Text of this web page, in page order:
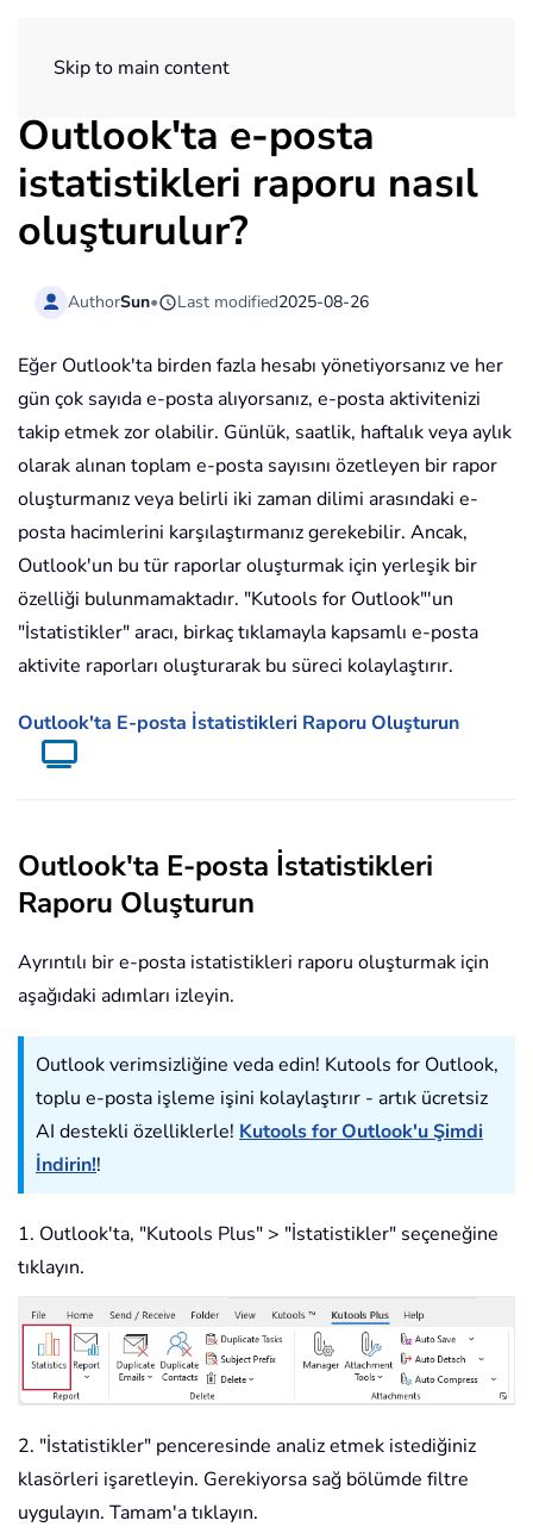
Skip to main content
Outlook'ta e-posta
istatistikleri raporu nasıl
oluşturulur?
AuthorSun• Last modified2025-08-26
Eğer Outlook'ta birden fazla hesabı yönetiyorsanız ve her
gün çok sayıda e-posta alıyorsanız, e-posta aktivitenizi
takip etmek zor olabilir. Günlük, saatlik, haftalık veya aylık
olarak alınan toplam e-posta sayısını özetleyen bir rapor
oluşturmanız veya belirli iki zaman dilimi arasındaki e-
posta hacimlerini karşılaştırmanız gerekebilir. Ancak,
Outlook'un bu tür raporlar oluşturmak için yerleşik bir
özelliği bulunmamaktadır. "Kutools for Outlook"'un
"İstatistikler" aracı, birkaç tıklamayla kapsamlı e-posta
aktivite raporları oluşturarak bu süreci kolaylaştırır.
Outlook'ta E-posta İstatistikleri Raporu Oluşturun
Outlook'ta E-posta İstatistikleri
Raporu Oluşturun
Ayrıntılı bir e-posta istatistikleri raporu oluşturmak için
aşağıdaki adımları izleyin.
Outlook verimsizliğine veda edin! Kutools for Outlook,
toplu e-posta işleme işini kolaylaştırır - artık ücretsiz
AI destekli özelliklerle! Kutools for Outlook'u Şimdi
İndirin!!
1. Outlook'ta, "Kutools Plus" > "İstatistikler" seçeneğine
tıklayın.
2. "İstatistikler" penceresinde analiz etmek istediğiniz
klasörleri işaretleyin. Gerekiyorsa sağ bölümde filtre
uygulayın. Tamam'a tıklayın.